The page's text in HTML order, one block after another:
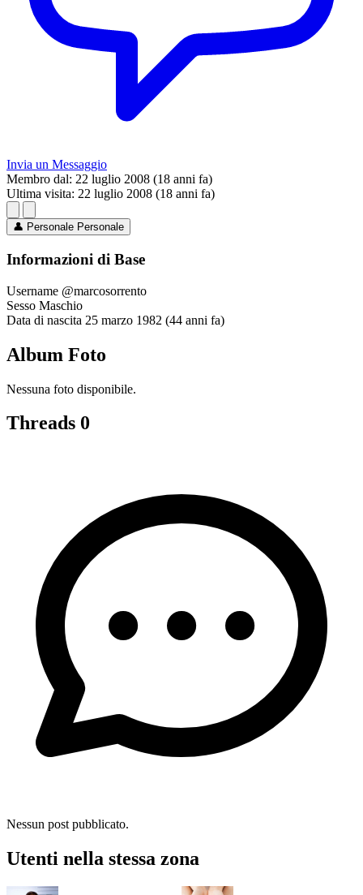
Invia un Messaggio
Membro dal: 22 luglio 2008 (18 anni fa)
Ultima visita: 22 luglio 2008 (18 anni fa)
👤 Personale Personale
Informazioni di Base
Username @marcosorrento
Sesso Maschio
Data di nascita 25 marzo 1982 (44 anni fa)
Album Foto
Nessuna foto disponibile.
Threads 0
Nessun post pubblicato.
Utenti nella stessa zona